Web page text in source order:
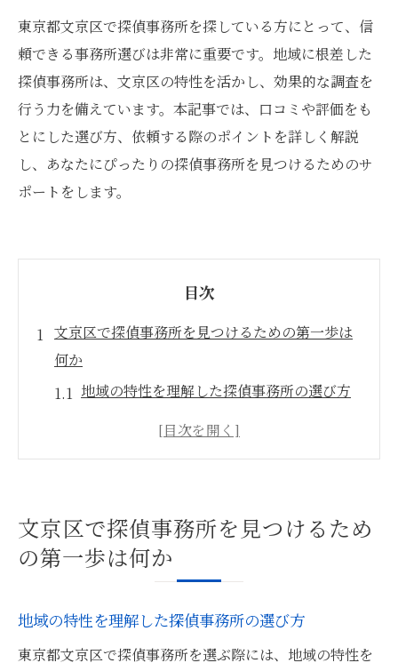
東京都文京区で探偵事務所を探している方にとって、信
頼できる事務所選びは非常に重要です。地域に根差した
探偵事務所は、文京区の特性を活かし、効果的な調査を
行う力を備えています。本記事では、口コミや評価をも
とにした選び方、依頼する際のポイントを詳しく解説
し、あなたにぴったりの探偵事務所を見つけるためのサ
ポートをします。
目次
文京区で探偵事務所を見つけるための第一歩は
何か
地域の特性を理解した探偵事務所の選び方
探偵事務所の所在地情報を確認する方法
ェックリスト
文京区に特化した探偵の強みを把握する
探偵選びの秘訣文京区の地域性を活かした選び
方
文京区で探偵事務所を見つけるため
の第一歩は何か
地域の特性を理解した探偵事務所の選び方
東京都文京区で探偵事務所を選ぶ際には、地域の特性を